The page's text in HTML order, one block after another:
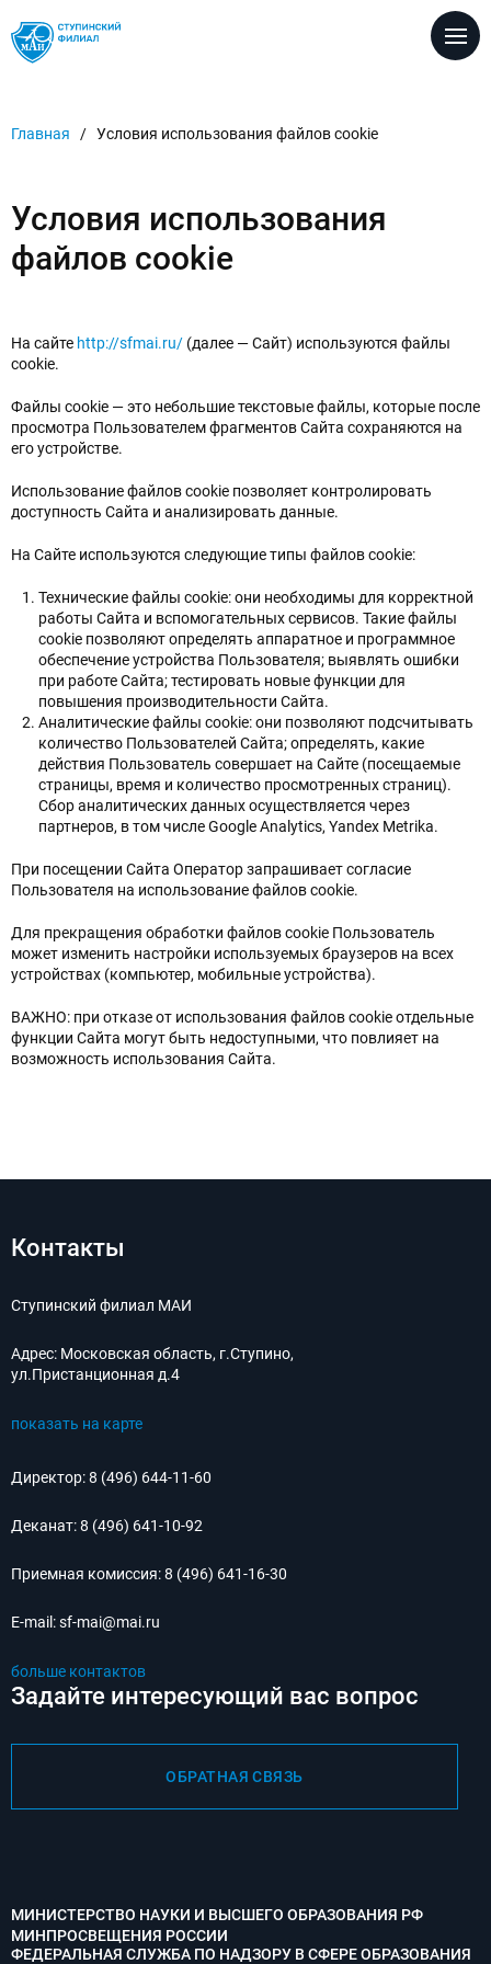
Кафедры
персональных данных в соответствии с
Версия для
слабовидящих
A A A
A A A A
Настройка межбуквенных интервалов
Настройка вида шрифта
A A
Без изображеий / с изображениями
Сброс настроек
Главная / Условия использования файлов cookie
Условия использования
файлов cookie
На сайте http://sfmai.ru/ (далее — Сайт) используются файлы
cookie.
Файлы cookie — это небольшие текстовые файлы, которые после
просмотра Пользователем фрагментов Сайта сохраняются на
его устройстве.
Использование файлов cookie позволяет контролировать
доступность Сайта и анализировать данные.
На Сайте используются следующие типы файлов cookie:
Технические файлы cookie: они необходимы для корректной
работы Сайта и вспомогательных сервисов. Такие файлы
cookie позволяют определять аппаратное и программное
обеспечение устройства Пользователя; выявлять ошибки
при работе Сайта; тестировать новые функции для
повышения производительности Сайта.
Аналитические файлы cookie: они позволяют подсчитывать
количество Пользователей Сайта; определять, какие
действия Пользователь совершает на Сайте (посещаемые
страницы, время и количество просмотренных страниц).
Сбор аналитических данных осуществляется через
партнеров, в том числе Google Analytics, Yandex Metrika.
При посещении Сайта Оператор запрашивает согласие
Пользователя на использование файлов cookie.
Для прекращения обработки файлов cookie Пользователь
может изменить настройки используемых браузеров на всех
устройствах (компьютер, мобильные устройства).
ВАЖНО: при отказе от использования файлов cookie отдельные
функции Сайта могут быть недоступными, что повлияет на
возможность использования Сайта.
Контакты
Ступинский филиал МАИ
Адрес: Московская область, г.Ступино,
ул.Пристанционная д.4
показать на карте
Директор:8 (496) 644-11-60
Деканат:8 (496) 641-10-92
Приемная комиссия:8 (496) 641-16-30
E-mail:sf-mai@mai.ru
больше контактов
Задайте интересующий вас вопрос
ОБРАТНАЯ СВЯЗЬ
МИНИСТЕРСТВО НАУКИ И ВЫСШЕГО ОБРАЗОВАНИЯ РФ
МИНПРОСВЕЩЕНИЯ РОССИИ
ФЕДЕРАЛЬНАЯ СЛУЖБА ПО НАДЗОРУ В СФЕРЕ ОБРАЗОВАНИЯ